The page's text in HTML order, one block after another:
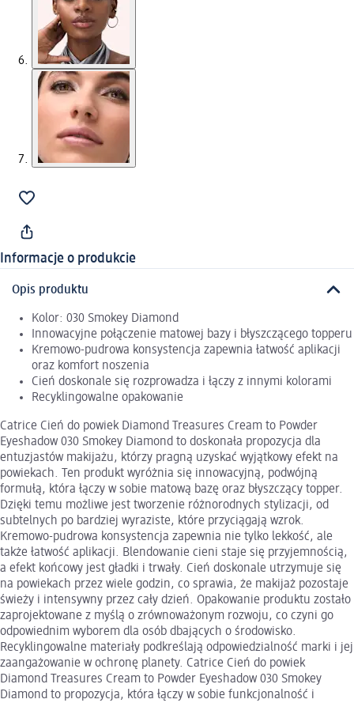
Informacje o produkcie
Opis produktu
Kolor: 030 Smokey Diamond
Innowacyjne połączenie matowej bazy i błyszczącego topperu
Kremowo-pudrowa konsystencja zapewnia łatwość aplikacji
oraz komfort noszenia
Cień doskonale się rozprowadza i łączy z innymi kolorami
Recyklingowalne opakowanie
Catrice Cień do powiek Diamond Treasures Cream to Powder
Eyeshadow 030 Smokey Diamond to doskonała propozycja dla
entuzjastów makijażu, którzy pragną uzyskać wyjątkowy efekt na
powiekach. Ten produkt wyróżnia się innowacyjną, podwójną
formułą, która łączy w sobie matową bazę oraz błyszczący topper.
Dzięki temu możliwe jest tworzenie różnorodnych stylizacji, od
subtelnych po bardziej wyraziste, które przyciągają wzrok.
Kremowo-pudrowa konsystencja zapewnia nie tylko lekkość, ale
także łatwość aplikacji. Blendowanie cieni staje się przyjemnością,
a efekt końcowy jest gładki i trwały. Cień doskonale utrzymuje się
na powiekach przez wiele godzin, co sprawia, że makijaż pozostaje
świeży i intensywny przez cały dzień. Opakowanie produktu zostało
zaprojektowane z myślą o zrównoważonym rozwoju, co czyni go
odpowiednim wyborem dla osób dbających o środowisko.
Recyklingowalne materiały podkreślają odpowiedzialność marki i jej
zaangażowanie w ochronę planety. Catrice Cień do powiek
Diamond Treasures Cream to Powder Eyeshadow 030 Smokey
Diamond to propozycja, która łączy w sobie funkcjonalność i